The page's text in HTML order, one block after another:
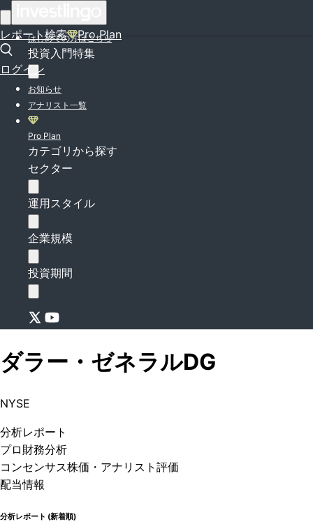
レポート検索 Pro Plan
ログイン
はじめての方はこちら
投資入門特集
お知らせ
アナリスト一覧
Pro Plan
カテゴリから探す
セクター
運用スタイル
企業規模
投資期間
ダラー・ゼネラルDG
NYSE
分析レポート
プロ 財務分析
コンセンサス株価 ・アナリスト評価
配当情報
分析レポート (新着順)